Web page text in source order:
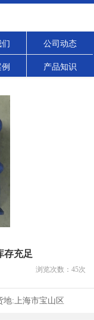
公司动态
产品知识
存充足
浏览次数： 45次
地: 上海市宝山区